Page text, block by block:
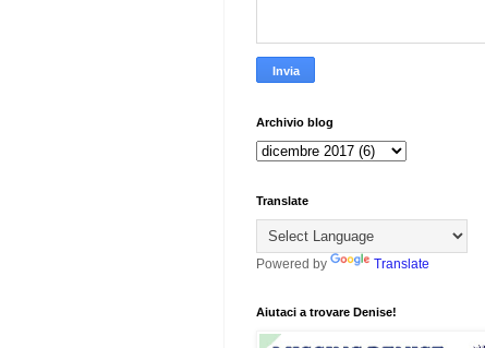
Archivio blog
Translate
Powered by Translate
Aiutaci a trovare Denise!